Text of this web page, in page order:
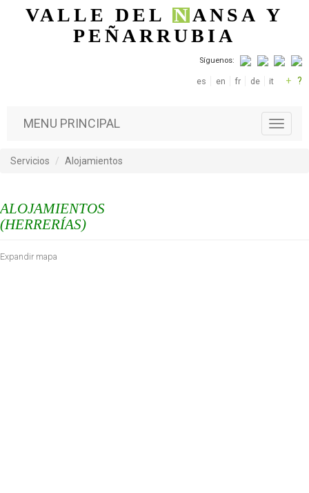
Pasar al contenido principal
VALLE DELNANSA Y
PEÑARRUBIA
Síguenos:
es en fr de it + ?
T
o
MENU PRINCIPAL
Servicios Alojamientos
ALOJAMIENTOS
(HERRERÍAS)
Expandir mapa